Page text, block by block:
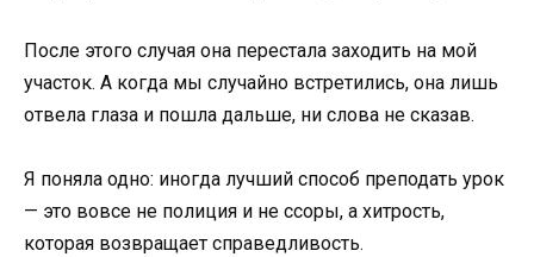
После этого случая она перестала заходить на мой
участок. А когда мы случайно встретились, она лишь
отвела глаза и пошла дальше, ни слова не сказав.
Я поняла одно: иногда лучший способ преподать урок
— это вовсе не полиция и не ссоры, а хитрость,
которая возвращает справедливость.